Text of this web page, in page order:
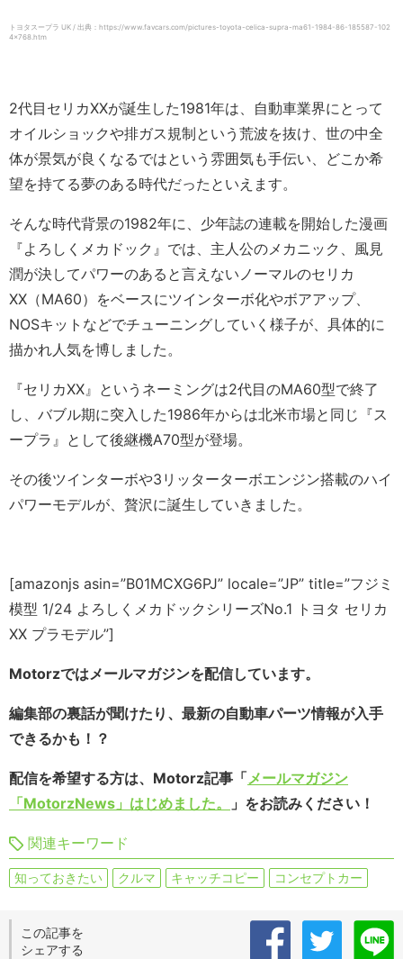
トヨタスープラ UK / 出典：https://www.favcars.com/pictures-toyota-celica-supra-ma61-1984-86-185587-102
4×768.htm
2代目セリカXXが誕生した1981年は、自動車業界にとって
オイルショックや排ガス規制という荒波を抜け、世の中全
体が景気が良くなるではという雰囲気も手伝い、どこか希
望を持てる夢のある時代だったといえます。
そんな時代背景の1982年に、少年誌の連載を開始した漫画
『よろしくメカドック』では、主人公のメカニック、風見
潤が決してパワーのあると言えないノーマルのセリカ
XX（MA60）をベースにツインターボ化やボアアップ、
NOSキットなどでチューニングしていく様子が、具体的に
描かれ人気を博しました。
『セリカXX』というネーミングは2代目のMA60型で終了
し、バブル期に突入した1986年からは北米市場と同じ『ス
ープラ』として後継機A70型が登場。
その後ツインターボや3リッターターボエンジン搭載のハイ
パワーモデルが、贅沢に誕生していきました。
[amazonjs asin=”B01MCXG6PJ” locale=”JP” title=”フジミ
模型 1/24 よろしくメカドックシリーズNo.1 トヨタ セリカ
XX プラモデル”]
Motorzではメールマガジンを配信しています。
編集部の裏話が聞けたり、最新の自動車パーツ情報が入手
できるかも！？
配信を希望する方は、Motorz記事「メールマガジン
「MotorzNews」はじめました。
」をお読みください！
関連キーワード
知っておきたい クルマ キャッチコピー コンセプトカー
この記事を
シェアする